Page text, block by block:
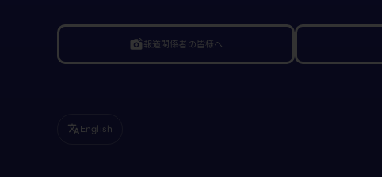
linked_camera報道関係者の皆様へ
translateEnglish